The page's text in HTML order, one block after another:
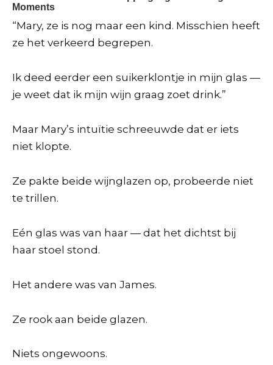
“Mary, ze is nog maar een kind. Misschien heeft
ze het verkeerd begrepen.
Ik deed eerder een suikerklontje in mijn glas —
je weet dat ik mijn wijn graag zoet drink.”
Maar Mary’s intuïtie schreeuwde dat er iets
niet klopte.
Ze pakte beide wijnglazen op, probeerde niet
te trillen.
Eén glas was van haar — dat het dichtst bij
haar stoel stond.
Het andere was van James.
Ze rook aan beide glazen.
Niets ongewoons.